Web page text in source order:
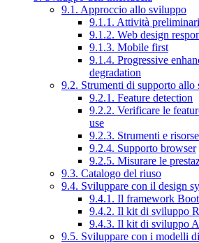
9.1. Approccio allo sviluppo
9.1.1. Attività preliminari
9.1.2. Web design
9.1.3. Mobile first
9.1.4. Progressive
degradation
9.2. Strumenti di supporto
9.2.1. Feature detection
9.2.2. Verificare le
use
9.2.3. Strumenti e
9.2.4. Supporto browser
9.2.5. Misurare le
9.3. Catalogo del riuso
9.4. Sviluppare con il design
9.4.1. Il framework
9.4.2. Il kit di sviluppo
9.4.3. Il kit di sviluppo
9.5. Sviluppare con i modelli